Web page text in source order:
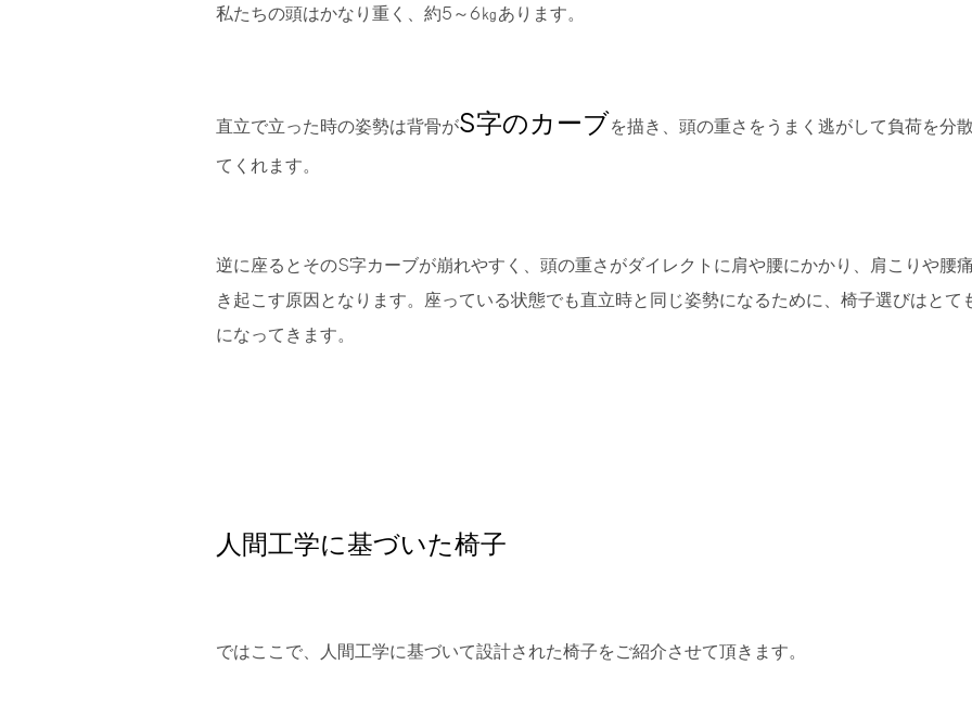
私たちの頭はかなり重く、約5～6㎏あります。
直立で立った時の姿勢は背骨がS字のカーブを描き、頭の重さをうまく逃がして負荷を分
てくれます。
逆に座るとそのS字カーブが崩れやすく、頭の重さがダイレクトに肩や腰にかかり、肩こりや腰
き起こす原因となります。座っている状態でも直立時と同じ姿勢になるために、椅子選びはとて
になってきます。
人間工学に基づいた椅子
ではここで、人間工学に基づいて設計された椅子をご紹介させて頂きます。